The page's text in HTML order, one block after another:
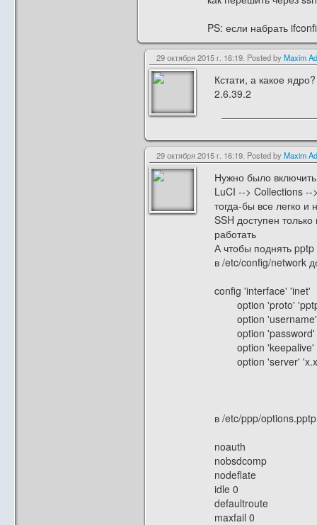
PS: если набрать
29 октября 2015 г. 16:19. Posted by Maxim
Кстати, а какое
2.6.39.2
29 октября 2015 г. 16:19. Posted by Maxim
Нужно было включить
LuCI --> Collections --
тогда-бы все легко
SSH доступен
работать
А чтобы поднять
в /etc/config/network
config 'interface' 'inet'
option 'proto'
option 'username'
option 'password'
option 'keepalive'
option 'server'
в /etc/ppp/
noauth
nobsdcomp
nodeflate
idle 0
defaultroute
maxfail 0